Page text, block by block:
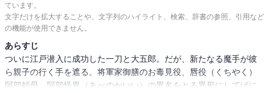
ています。
文字だけを拡大することや、文字列のハイライト、検索、辞書の参照、引用など
の機能が使用できません。
あらすじ
ついに江戸潜入に成功した一刀と大五郎。だが、新たなる魔手が彼
ら親子の行く手を遮る。将軍家御膳のお毒見役、唇役（くちやく）
阿部頼母。阿部怪異（あべのかいい）の異名をとる異形にしてげに